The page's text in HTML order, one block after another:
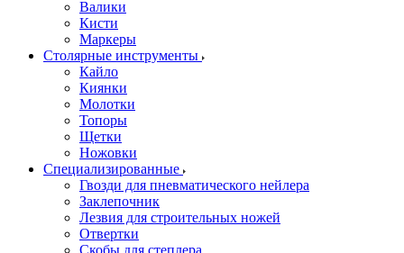
Валики
Кисти
Маркеры
Столярные инструменты
Кайло
Киянки
Молотки
Топоры
Щетки
Ножовки
Специализированные
Гвозди для пневматического нейлера
Заклепочник
Лезвия для строительных ножей
Отвертки
Скобы для степлера